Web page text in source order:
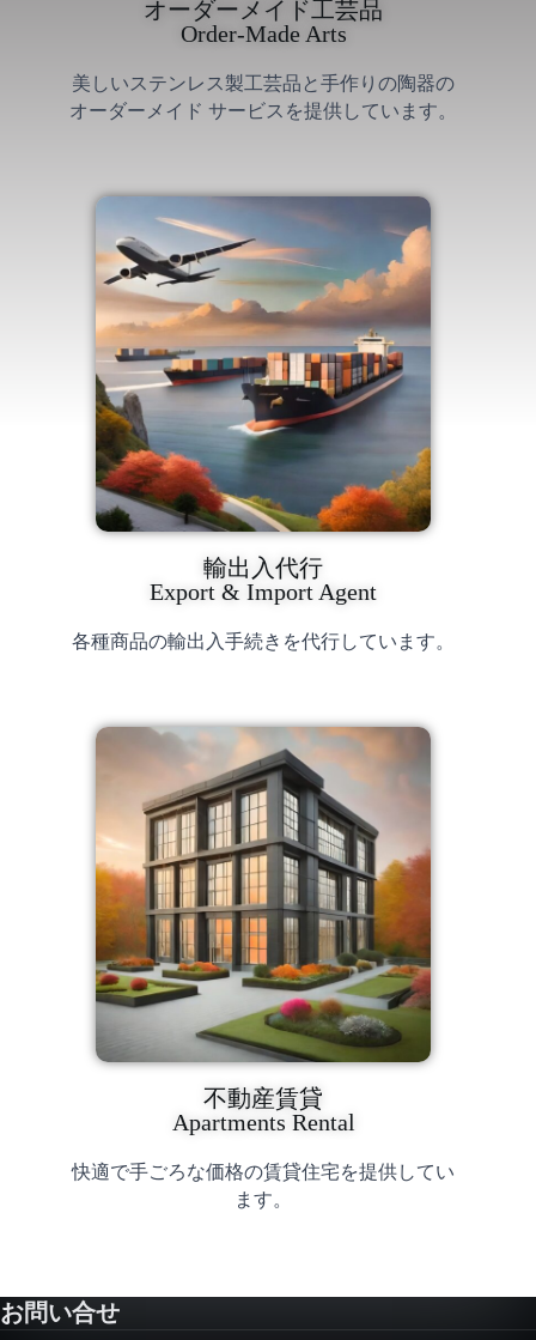
オーダーメイド工芸品
Order-Made Arts
美しいステンレス製工芸品と手作りの陶器の
オーダーメイド サービスを提供しています。
輸出入代行
Export & Import Agent
各種商品の輸出入手続きを代行しています。
不動産賃貸
Apartments Rental
快適で手ごろな価格の賃貸住宅を提供してい
ます。
お問い合せ